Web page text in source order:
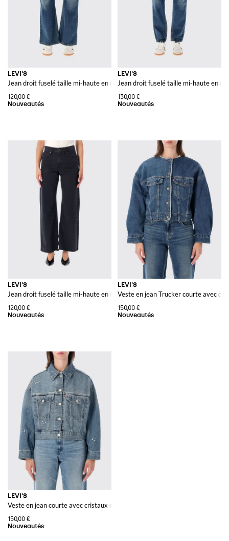
LEVI'S
Jean droit fuselé taille mi-haute en denim stretch
120,00 €
LEVI'S
Jean droit fuselé taille mi-haute en
130,00 €
LEVI'S
Jean droit fuselé taille mi-haute en denim stretch
120,00 €
LEVI'S
Veste en jean Trucker courte avec
150,00 €
LEVI'S
Veste en jean courte avec cristaux et manches ballon
150,00 €